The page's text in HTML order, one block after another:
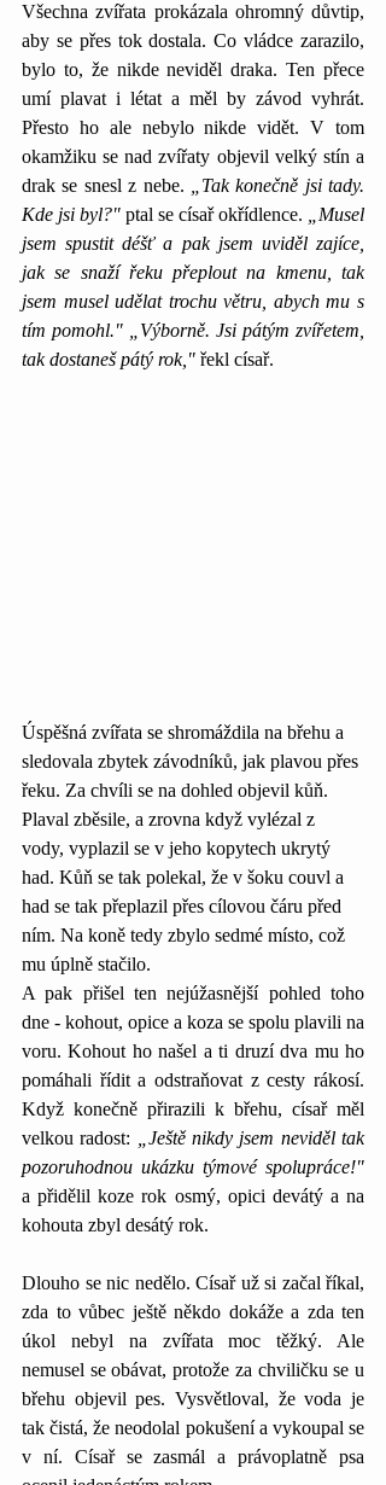
Všechna zvířata prokázala ohromný důvtip,
aby se přes tok dostala. Co vládce zarazilo,
bylo to, že nikde neviděl draka. Ten přece
umí plavat i létat a měl by závod vyhrát.
Přesto ho ale nebylo nikde vidět. V tom
okamžiku se nad zvířaty objevil velký stín a
drak se snesl z nebe.
„Tak konečně jsi tady.
Kde jsi byl?" ptal se císař okřídlence.
„Musel
jsem spustit déšť a pak jsem uviděl zajíce,
jak se snaží řeku přeplout na kmenu, tak
jsem musel udělat trochu větru, abych mu s
tím pomohl." „Výborně. Jsi pátým zvířetem,
tak dostaneš pátý rok," řekl císař.
Úspěšná zvířata se shromáždila na břehu a
sledovala zbytek závodníků, jak plavou přes
řeku. Za chvíli se na dohled objevil kůň.
Plaval zběsile, a zrovna když vylézal z
vody, vyplazil se v jeho kopytech ukrytý
had. Kůň se tak polekal, že v šoku couvl a
had se tak přeplazil přes cílovou čáru před
ním. Na koně tedy zbylo sedmé místo, což
mu úplně stačilo.
A pak přišel ten nejúžasnější pohled toho
dne - kohout, opice a koza se spolu plavili na
voru. Kohout ho našel a ti druzí dva mu ho
pomáhali řídit a odstraňovat z cesty rákosí.
Když konečně přirazili k břehu, císař měl
velkou radost: „Ještě nikdy jsem neviděl tak
a přidělil koze rok osmý, opici devátý a na
kohouta zbyl desátý rok.
Dlouho se nic nedělo. Císař už si začal říkal,
zda to vůbec ještě někdo dokáže a zda ten
úkol nebyl na zvířata moc těžký. Ale
nemusel se obávat, protože za chviličku se u
břehu objevil pes. Vysvětloval, že voda je
tak čistá, že neodolal pokušení a vykoupal se
v ní. Císař se zasmál a právoplatně psa